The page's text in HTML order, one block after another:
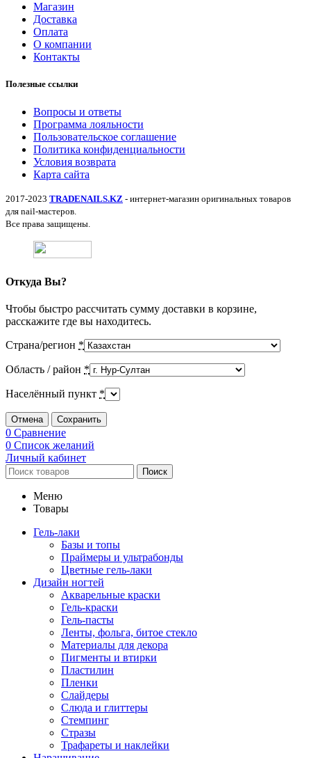
Магазин
Доставка
Оплата
О компании
Контакты
Полезные ссылки
Вопросы и ответы
Программа лояльности
Пользовательское соглашение
Политика конфиденциальности
Условия возврата
Карта сайта
2017-2023 TRADENAILS.KZ - интернет-магазин оригинальных товаров
для nail-мастеров.
Все права защищены.
Откуда Вы?
Чтобы быстро рассчитать сумму доставки в корзине,
расскажите где вы находитесь.
Страна/регион *
Область / район *
Населённый пункт *
Отмена Сохранить
0 Сравнение
0 Список желаний
Личный кабинет
Поиск
Меню
Товары
Гель-лаки
Базы и топы
Праймеры и ультрабонды
Цветные гель-лаки
Дизайн ногтей
Акварельные краски
Гель-краски
Гель-пасты
Ленты, фольга, битое стекло
Материалы для декора
Пигменты и втирки
Пластилин
Пленки
Слайдеры
Слюда и глиттеры
Стемпинг
Стразы
Трафареты и наклейки